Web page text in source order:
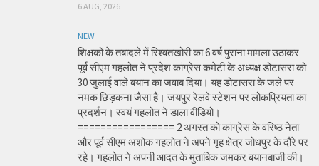
6 AUG, 2026
NEW
शिक्षकों के तबादले में रिश्वतखोरी का 6 वर्ष पुराना मामला उठाकर
पूर्व सीएम गहलोत ने प्रदेश कांग्रेस कमेटी के अध्यक्ष डोटासरा को
30 जुलाई वाले बयान का जवाब दिया। यह डोटासरा के जले पर
नमक छिड़कना जैसा है। जयपुर रेलवे स्टेशन पर लोकप्रियता का
प्रदर्शन। स्वयं गहलोत ने डाला वीडियो।
================= 2 अगस्त को कांग्रेस के वरिष्ठ नेता
और पूर्व सीएम अशोक गहलोत ने अपने गृह क्षेत्र जोधपुर के दौरे पर
रहे। गहलोत ने अपनी आदत के मुताबिक जमकर बयानबाजी की।